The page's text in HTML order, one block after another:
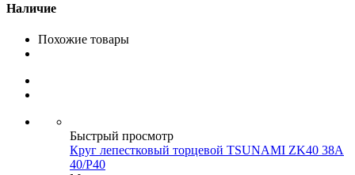
Наличие
Похожие товары
Быстрый просмотр
Круг лепестковый торцевой TSUNAMI ZK40 38А
40/Р40